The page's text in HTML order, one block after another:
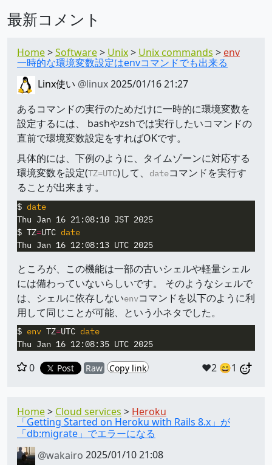
最新コメント
Home Software Unix Unix commands env
一時的な環境変数設定はenvコマンドでも出来る
Linx使い @linux2025/01/16 21:27
あるコマンドの実行のためだけに一時的に環境変数を
設定するには、 bashやzshでは実行したいコマンドの
直前で環境変数設定をすればOKです。
具体的には、下例のように、タイムゾーンに対応する
環境変数を設定(TZ=UTC)して、 dateコマンドを実行す
ることが出来ます。
$
$ TZ=UTC
ところが、この機能は一部の古いシェルや軽量シェル
には備わっていないらしいです。 そのようなシェルで
は、シェルに依存しないenvコマンドを以下のように利
用して同じことが可能、という小ネタでした。
$ env TZ=UTC
0 Post Raw Copy link ❤️2 😄1
Home Cloud services Heroku
「Getting Started on Heroku with Rails 8.x」が
「db:migrate」でエラーになる
@wakairo 2025/01/10 21:08